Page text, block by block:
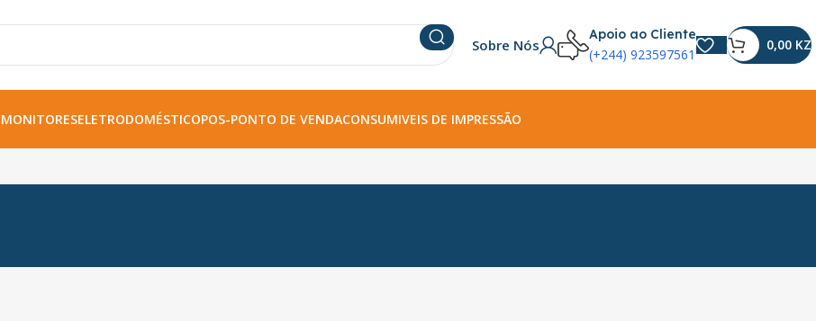
Sobre Nós
Apoio ao Cliente
(+244) 923597561
0,00 KZ
ELETRODOMÉSTICOPOS-PONTO DE VENDACONSUMIVEIS DE IMPRESSÃO